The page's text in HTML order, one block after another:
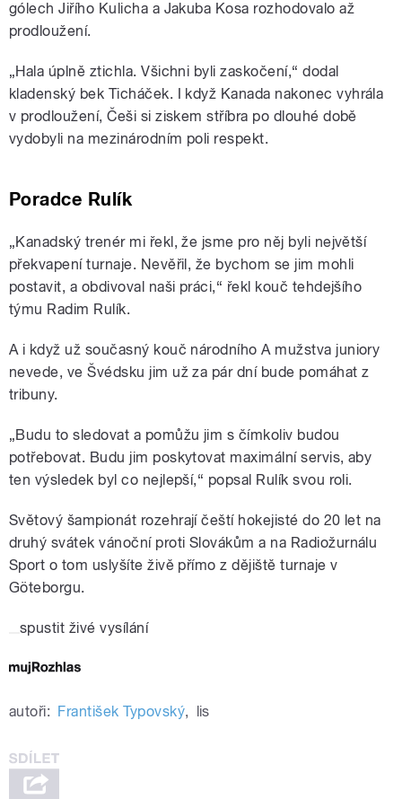
gólech Jiřího Kulicha a Jakuba Kosa rozhodovalo až
prodloužení.
„Hala úplně ztichla. Všichni byli zaskočení,“ dodal
kladenský bek Ticháček. I když Kanada nakonec vyhrála
v prodloužení, Češi si ziskem stříbra po dlouhé době
vydobyli na mezinárodním poli respekt.
Poradce Rulík
„Kanadský trenér mi řekl, že jsme pro něj byli největší
překvapení turnaje. Nevěřil, že bychom se jim mohli
postavit, a obdivoval naši práci,“ řekl kouč tehdejšího
týmu Radim Rulík.
A i když už současný kouč národního A mužstva juniory
nevede, ve Švédsku jim už za pár dní bude pomáhat z
tribuny.
„Budu to sledovat a pomůžu jim s čímkoliv budou
potřebovat. Budu jim poskytovat maximální servis, aby
ten výsledek byl co nejlepší,“ popsal Rulík svou roli.
Světový šampionát rozehrají čeští hokejisté do 20 let na
druhý svátek vánoční proti Slovákům a na Radiožurnálu
Sport o tom uslyšíte živě přímo z dějiště turnaje v
Göteborgu.
spustit živé vysílání
autoři: František Typovský, lis